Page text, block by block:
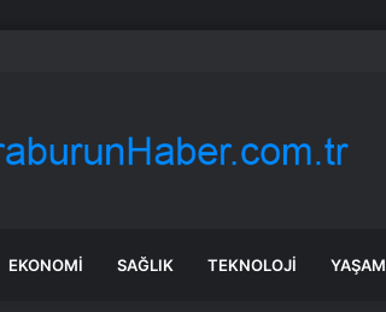
EKONOMI SAĞLIK TEKNOLOJI YAŞAM